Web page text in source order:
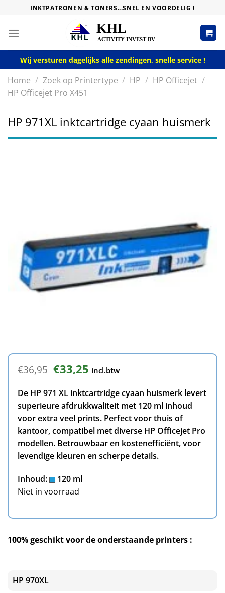
content
INKTPATRONEN & TONERS...SNEL EN VOORDELIG !
Wij versturen dagelijks alle zendingen, snelle service !
Home / Zoek op Printertype / HP / HP Officejet /
HP Officejet Pro X451
HP 971XL inktcartridge cyaan huismerk
€36,95 Oorspronkelijke
prijs
was:
€36,95.
€33,25Huidige
prijs
€33,25.
incl.btw
De HP 971 XL inktcartridge cyaan huismerk levert
superieure afdrukkwaliteit met 120 ml inhoud
voor extra veel prints. Perfect voor thuis of
kantoor, compatibel met diverse HP Officejet Pro
modellen. Betrouwbaar en kostenefficiënt, voor
levendige kleuren en scherpe details.
Inhoud:
120 ml
Niet in voorraad
100% geschikt voor de onderstaande printers :
HP 970XL